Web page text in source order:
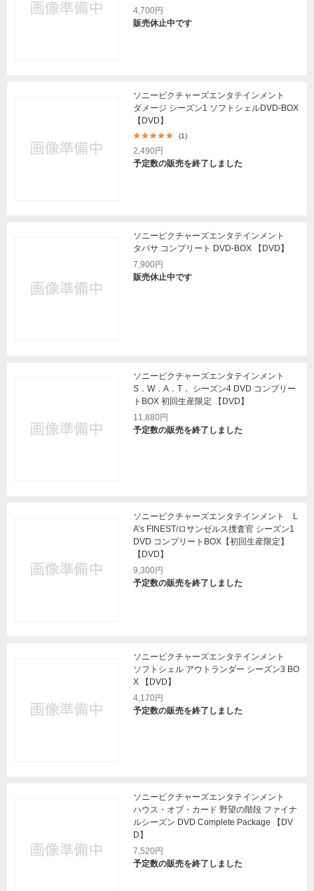
4,700円
販売休止中です
ソニーピクチャーズエンタテインメント
ダメージ シーズン1 ソフトシェルDVD-BOX
【DVD】
(1)
2,490円
予定数の販売を終了しました
ソニーピクチャーズエンタテインメント
タバサ コンプリート DVD-BOX 【DVD】
7,900円
販売休止中です
ソニーピクチャーズエンタテインメント
S．W．A．T． シーズン4 DVD コンプリー
トBOX 初回生産限定 【DVD】
11,880円
予定数の販売を終了しました
ソニーピクチャーズエンタテインメント L
A’s FINEST/ロサンゼルス捜査官 シーズン1
DVD コンプリートBOX【初回生産限定】
【DVD】
9,300円
予定数の販売を終了しました
ソニーピクチャーズエンタテインメント
ソフトシェル アウトランダー シーズン3 BO
X 【DVD】
4,170円
予定数の販売を終了しました
ソニーピクチャーズエンタテインメント
ハウス・オブ・カード 野望の階段 ファイナ
ルシーズン DVD Complete Package 【DV
D】
7,520円
予定数の販売を終了しました